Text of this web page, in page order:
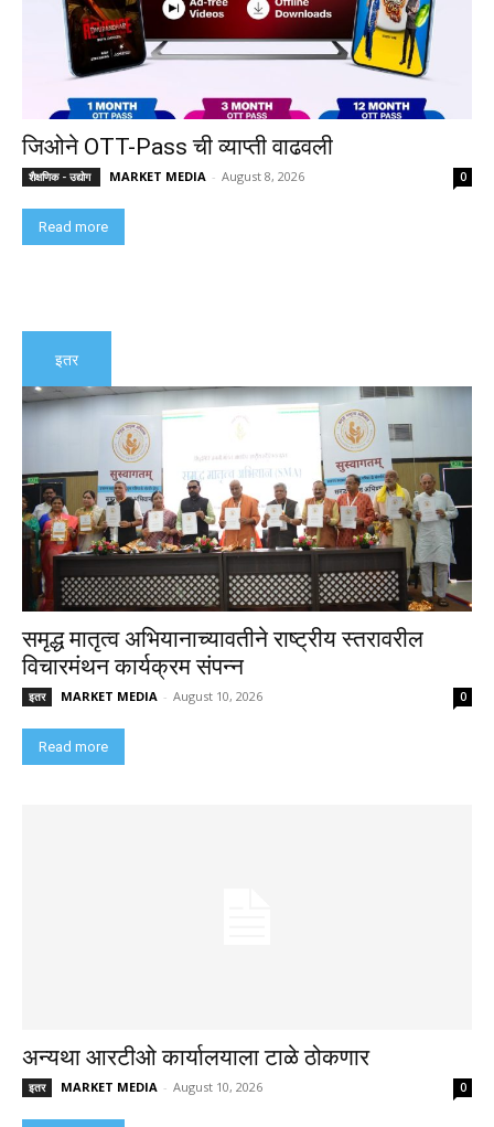
जिओने OTT-Pass ची व्याप्ती वाढवली
शैक्षणिक - उद्योग MARKET MEDIA - August 8, 2026 0
Read more
इतर
समृद्ध मातृत्व अभियानाच्यावतीने राष्ट्रीय स्तरावरील
विचारमंथन कार्यक्रम संपन्न
इतर MARKET MEDIA - August 10, 2026 0
Read more
अन्यथा आरटीओ कार्यालयाला टाळे ठोकणार
इतर MARKET MEDIA - August 10, 2026 0